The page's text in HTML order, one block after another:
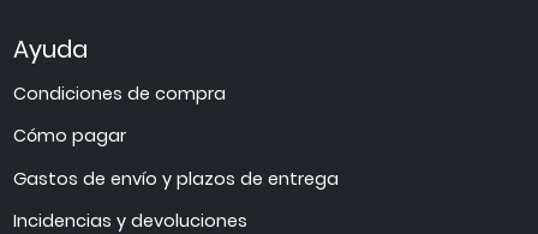
Ayuda
Condiciones de compra
Cómo pagar
Gastos de envío y plazos de entrega
Incidencias y devoluciones